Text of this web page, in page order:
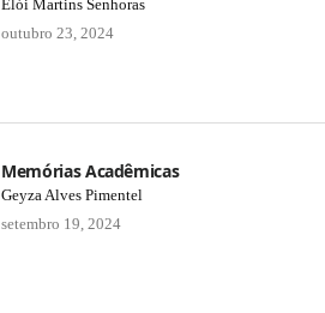
Elói Martins Senhoras
outubro 23, 2024
Memórias Acadêmicas
Geyza Alves Pimentel
setembro 19, 2024